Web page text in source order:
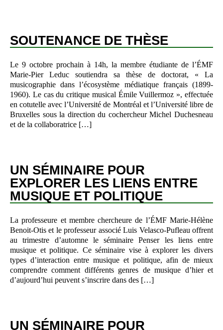
SOUTENANCE DE THÈSE
Le 9 octobre prochain à 14h, la membre étudiante de l’ÉMF
Marie-Pier Leduc soutiendra sa thèse de doctorat, « La
musicographie dans l’écosystème médiatique français (1899-
1960). Le cas du critique musical Émile Vuillermoz », effectuée
en cotutelle avec l’Université de Montréal et l’Université libre de
Bruxelles sous la direction du cochercheur Michel Duchesneau
et de la collaboratrice […]
UN SÉMINAIRE POUR
EXPLORER LES LIENS ENTRE
MUSIQUE ET POLITIQUE
La professeure et membre chercheure de l’ÉMF Marie-Hélène
Benoit-Otis et le professeur associé Luis Velasco-Pufleau offrent
au trimestre d’automne le séminaire Penser les liens entre
musique et politique. Ce séminaire vise à explorer les divers
types d’interaction entre musique et politique, afin de mieux
comprendre comment différents genres de musique d’hier et
d’aujourd’hui peuvent s’inscrire dans des […]
UN SÉMINAIRE POUR